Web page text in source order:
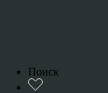
Поиск